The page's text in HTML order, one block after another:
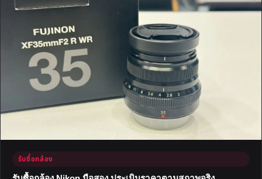
น
อ
อ
น
ไ
ล
น์
อ
ง
รับซื้อกล้อง